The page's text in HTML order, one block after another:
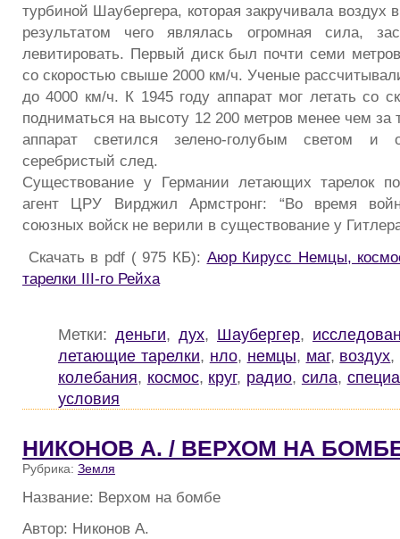
турбиной Шаубергера, которая закручивала воздух
результатом чего являлась огромная сила,
левитировать. Первый диск был почти семи
со скоростью свыше 2000 км/ч. Ученые
до 4000 км/ч. К 1945 году аппарат мог летать со
подниматься на высоту 12 200 метров менее чем
аппарат светился зелено-голубым светом и
серебристый след.
Существование у Германии летающих тарелок
агент ЦРУ Вирджил Армстронг: “Во время
союзных войск не верили в существование у
Скачать в pdf ( 975 КБ): Аюр Кирусс Немцы,
тарелки III-го Рейха
Метки: деньги, дух, Шаубергер,
летающие тарелки, нло, немцы, маг, воздух,
колебания, космос, круг, радио, сила,
условия
НИКОНОВ А. / ВЕРХОМ НА
Рубрика: Земля
Название: Верхом на бомбе
Автор: Никонов А.